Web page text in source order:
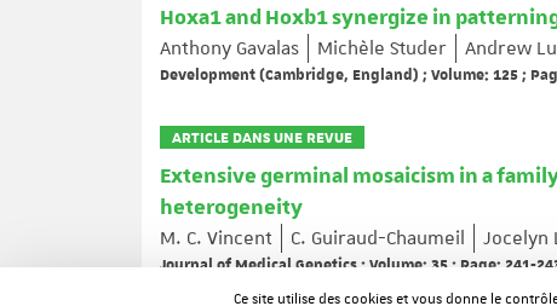
Hoxa1 and Hoxb1 synergize in
Anthony Gavalas Michèle Studer Andrew
Development (Cambridge, England) ; Volume: 125 ;
ARTICLE DANS UNE REVUE
Extensive germinal mosaicism in a
heterogeneity
M. C. Vincent C. Guiraud-Chaumeil Jocelyn
Journal of Medical Genetics ; Volume: 35 ; Page: 241-
Ce site utilise des cookies et vous donne le